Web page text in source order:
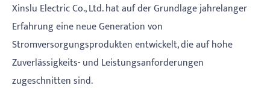
Xinslu Electric Co., Ltd. hat auf der Grundlage jahrelanger
Erfahrung eine neue Generation von
Stromversorgungsprodukten entwickelt, die auf hohe
Zuverlässigkeits- und Leistungsanforderungen
zugeschnitten sind.